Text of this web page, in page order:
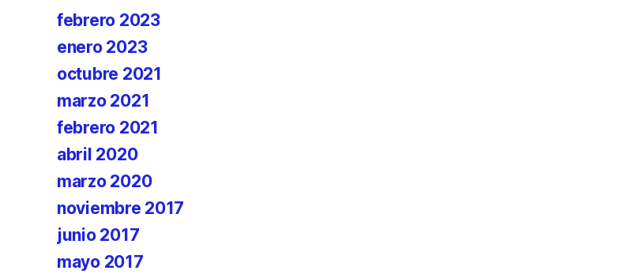
febrero 2023
enero 2023
octubre 2021
marzo 2021
febrero 2021
abril 2020
marzo 2020
noviembre 2017
junio 2017
mayo 2017